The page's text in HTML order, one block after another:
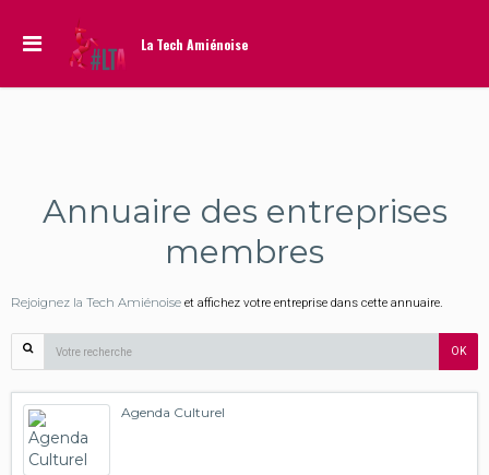
La Tech Amiénoise
Annuaire des entreprises
membres
Rejoignez la Tech Amiénoise et affichez votre entreprise dans cette annuaire.
OK
Agenda Culturel